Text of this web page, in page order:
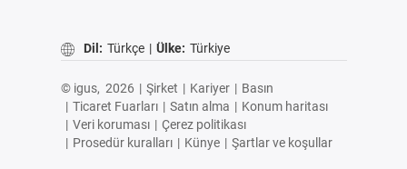
Dil: Türkçe | Ülke: Türkiye
© igus, 2026 | Şirket | Kariyer | Basın
| Ticaret Fuarları | Satın alma | Konum haritası
| Veri koruması | Çerez politikası
| Prosedür kuralları | Künye | Şartlar ve koşullar